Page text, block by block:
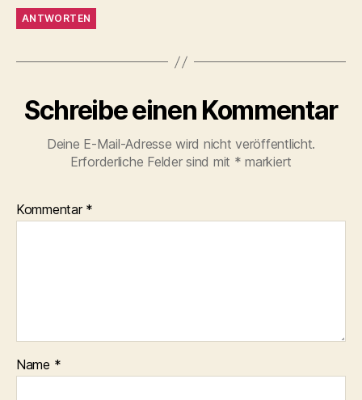
ANTWORTEN
Schreibe einen Kommentar
Deine E-Mail-Adresse wird nicht veröffentlicht.
Erforderliche Felder sind mit * markiert
Kommentar *
Name *